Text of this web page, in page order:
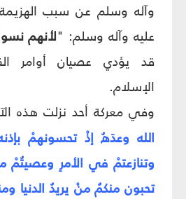
وآله وسلم عن سبب
عليه وآله وسلم: "لأنهم
قد يؤدي عصيان أوامر
الإسلام.
وفي معركة أحد نزلت هذه
الله وعدَهُ إذْ تحسونهمْ
وتنازعتمْ في الأمرِ وعصيتُمْ
تحبون منكمُ منْ يريدُ الدنيا